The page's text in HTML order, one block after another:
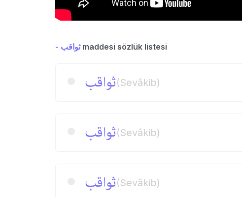
- ثواقبmaddesi sözlük listesi
ثواقب(Sevâkib)
ثواقب(Sevâkib)
ثواقب(Sevâkib)